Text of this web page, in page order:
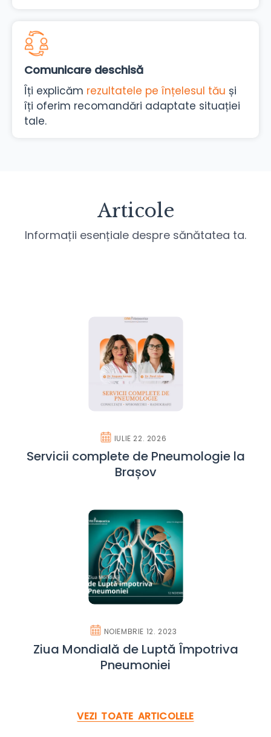
Comunicare deschisă
Îți explicăm rezultatele pe înțelesul tău și
îți oferim recomandări adaptate situației
tale.
Articole
Informații esențiale despre sănătatea ta.
IULIE 22. 2026
Servicii complete de Pneumologie la
Brașov
NOIEMBRIE 12. 2023
Ziua Mondială de Luptă Împotriva
Pneumoniei
VEZI TOATE ARTICOLELE